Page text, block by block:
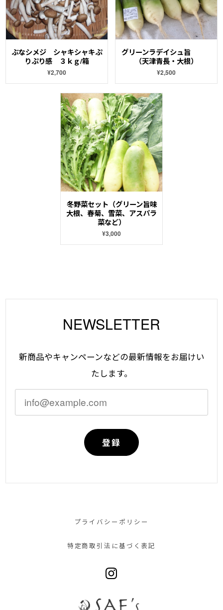
ぶなシメジ シャキシャキぷ
りぷり感 ３ｋｇ/箱
¥2,700
グリーンラデイシュ旨
（天津青長・大根）
¥2,500
冬野菜セット（グリーン旨味
大根、春菊、雪菜、アスパラ
菜など）
¥3,000
NEWSLETTER
新商品やキャンペーンなどの最新情報をお届けい
たします。
登録
プライバシーポリシー
特定商取引法に基づく表記